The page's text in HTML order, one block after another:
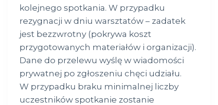
kolejnego spotkania. W przypadku
rezygnacji w dniu warsztatów – zadatek
jest bezzwrotny (pokrywa koszt
przygotowanych materiałów i organizacji).
Dane do przelewu wyślę w wiadomości
prywatnej po zgłoszeniu chęci udziału.
W przypadku braku minimalnej liczby
uczestników spotkanie zostanie